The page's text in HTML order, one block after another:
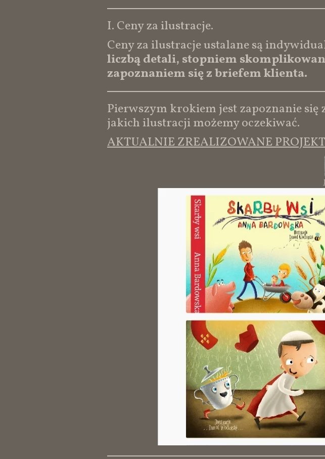
I. Ceny za ilustracje.
Ceny za ilustracje ustalane są
liczbą detali, stopniem
zapoznaniem się z briefem klienta.
Pierwszym krokiem jest zapoznanie
jakich ilustracji możemy oczekiwać.
AKTUALNIE ZREALIZOWANE